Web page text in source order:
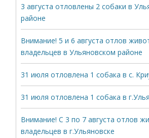
3 августа отловлены 2 собаки в
районе
Внимание! 5 и 6 августа отлов
владельцев в Ульяновском районе
31 июля отловлена 1 собака в с.
31 июля отловлена 1 собака в
Внимание! С 3 по 7 августа отлов
владельцев в г.Ульяновске